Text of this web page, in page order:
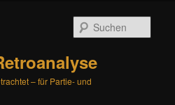
– für Partie- und